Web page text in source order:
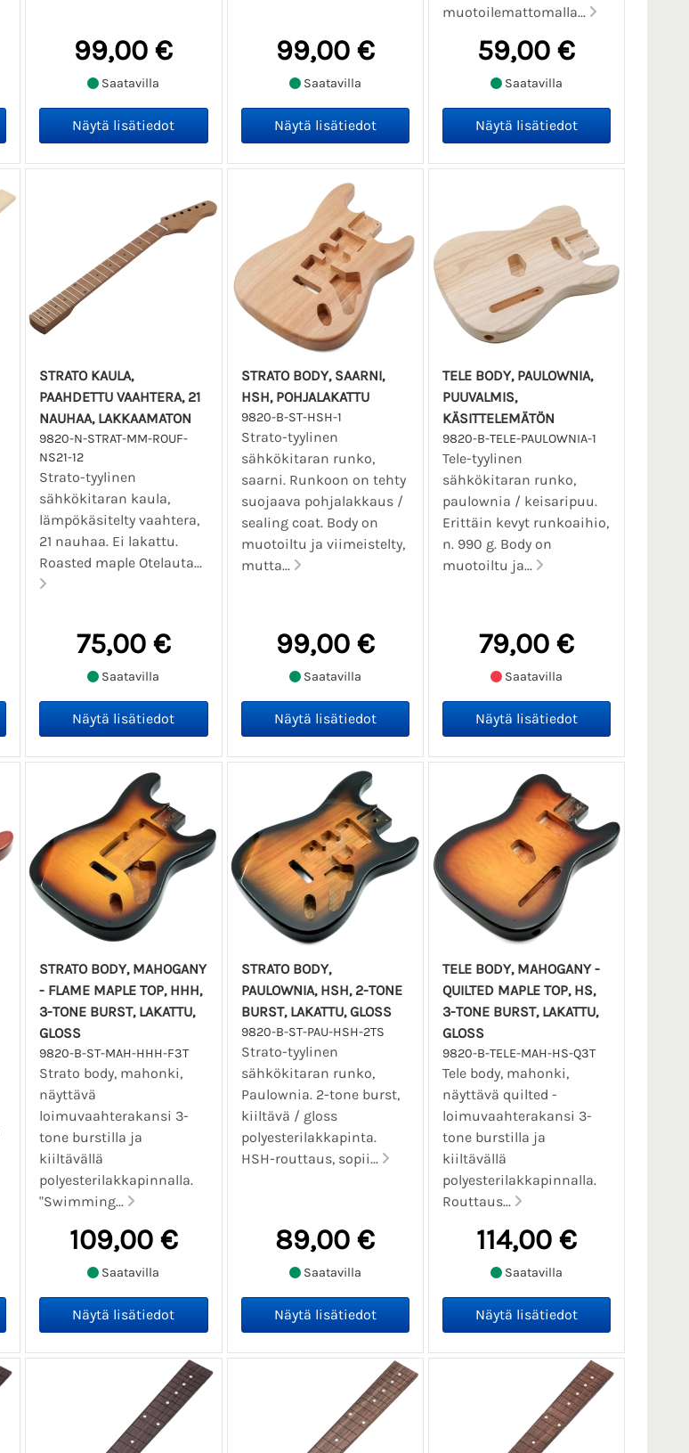
99,00 €
Saatavilla
99,00 €
Saatavilla
muotoilemattomalla...
59,00 €
Saatavilla
STRATO KAULA,
PAAHDETTU VAAHTERA, 21
NAUHAA, LAKKAAMATON
9820-N-STRAT-MM-ROUF-
NS21-12
Strato-tyylinen
sähkökitaran kaula,
lämpökäsitelty vaahtera,
21 nauhaa. Ei lakattu.
Roasted maple Otelauta...
75,00 €
Saatavilla
STRATO BODY, SAARNI,
HSH, POHJALAKATTU
9820-B-ST-HSH-1
Strato-tyylinen
sähkökitaran runko,
saarni. Runkoon on tehty
suojaava pohjalakkaus /
sealing coat. Body on
muotoiltu ja viimeistelty,
mutta...
99,00 €
Saatavilla
TELE BODY, PAULOWNIA,
PUUVALMIS,
KÄSITTELEMÄTÖN
9820-B-TELE-PAULOWNIA-1
Tele-tyylinen
sähkökitaran runko,
paulownia / keisaripuu.
Erittäin kevyt runkoaihio,
n. 990 g. Body on
muotoiltu ja...
79,00 €
Saatavilla
STRATO BODY, MAHOGANY
- FLAME MAPLE TOP, HHH,
3-TONE BURST, LAKATTU,
GLOSS
9820-B-ST-MAH-HHH-F3T
Strato body, mahonki,
näyttävä
loimuvaahterakansi 3-
tone burstilla ja
kiiltävällä
polyesterilakkapinnalla.
"Swimming...
109,00 €
Saatavilla
STRATO BODY,
PAULOWNIA, HSH, 2-TONE
BURST, LAKATTU, GLOSS
9820-B-ST-PAU-HSH-2TS
Strato-tyylinen
sähkökitaran runko,
Paulownia. 2-tone burst,
kiiltävä / gloss
polyesterilakkapinta.
HSH-routtaus, sopii...
89,00 €
Saatavilla
TELE BODY, MAHOGANY -
QUILTED MAPLE TOP, HS,
3-TONE BURST, LAKATTU,
GLOSS
9820-B-TELE-MAH-HS-Q3T
Tele body, mahonki,
näyttävä quilted -
loimuvaahterakansi 3-
tone burstilla ja
kiiltävällä
polyesterilakkapinnalla.
Routtaus...
114,00 €
Saatavilla